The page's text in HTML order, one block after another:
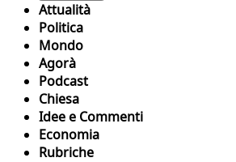
Attualità
Politica
Mondo
Agorà
Podcast
Chiesa
Idee e Commenti
Economia
Rubriche